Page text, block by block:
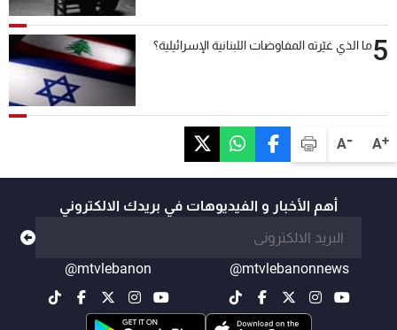
A+
A-
5ما الذي غيّرته المفاوضات اللبنانية الإسرائيلية؟
أهم الأخبار و الفيديوهات في بريدك الالكتروني
@mtvlebanonnews
@mtvlebanon